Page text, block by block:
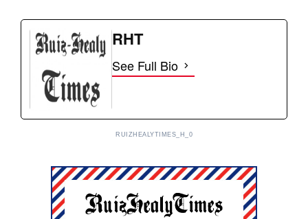
RHT
See Full Bio
RUIZHEALYTIMES_H_0